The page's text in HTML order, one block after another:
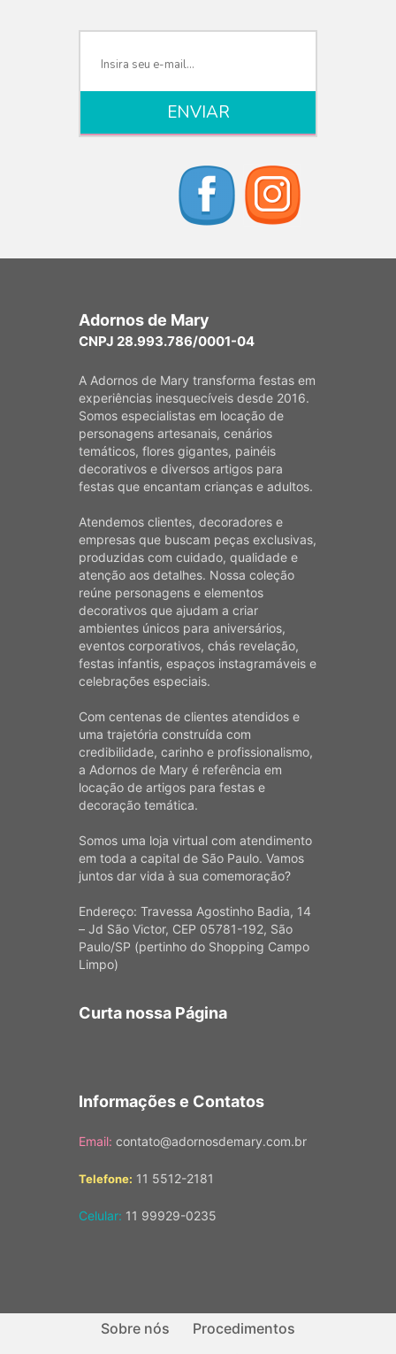
Adornos de Mary
CNPJ 28.993.786/0001-04
A Adornos de Mary transforma festas em
experiências inesquecíveis desde 2016.
Somos especialistas em locação de
personagens artesanais, cenários
temáticos, flores gigantes, painéis
decorativos e diversos artigos para
festas que encantam crianças e adultos.
Atendemos clientes, decoradores e
empresas que buscam peças exclusivas,
produzidas com cuidado, qualidade e
atenção aos detalhes. Nossa coleção
reúne personagens e elementos
decorativos que ajudam a criar
ambientes únicos para aniversários,
eventos corporativos, chás revelação,
festas infantis, espaços instagramáveis e
celebrações especiais.
Com centenas de clientes atendidos e
uma trajetória construída com
credibilidade, carinho e profissionalismo,
a Adornos de Mary é referência em
locação de artigos para festas e
decoração temática.
Somos uma loja virtual com atendimento
em toda a capital de São Paulo. Vamos
juntos dar vida à sua comemoração?
Endereço: Travessa Agostinho Badia, 14
– Jd São Victor, CEP 05781-192, São
Paulo/SP (pertinho do Shopping Campo
Limpo)
Curta nossa Página
Informações e Contatos
Email: contato@adornosdemary.com.br
Telefone: 11 5512-2181
Celular: 11 99929-0235
Sobre nós
Procedimentos